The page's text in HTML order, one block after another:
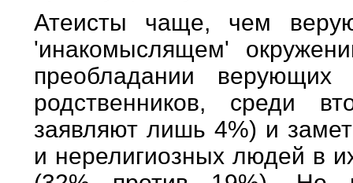
Атеисты чаще, чем
'инакомыслящем'
преобладании
родственников, среди
заявляют лишь 4%) и
и нерелигиозных людей в